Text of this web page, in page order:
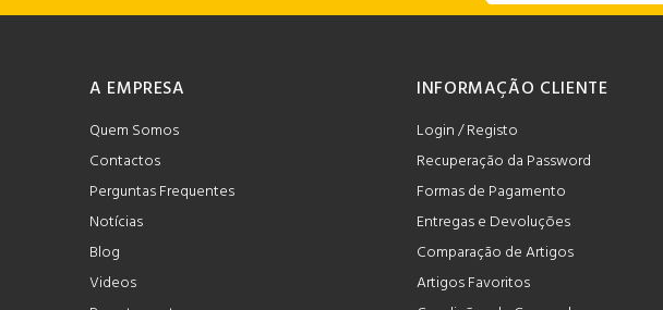
A EMPRESA
Quem Somos
Contactos
Perguntas Frequentes
Notícias
Blog
Videos
INFORMAÇÃO CLIENTE
Login / Registo
Recuperação da Password
Formas de Pagamento
Entregas e Devoluções
Comparação de Artigos
Artigos Favoritos